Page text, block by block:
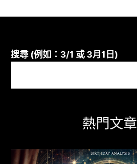
搜尋 (例如：3/1 或 3月1日)
熱門文章